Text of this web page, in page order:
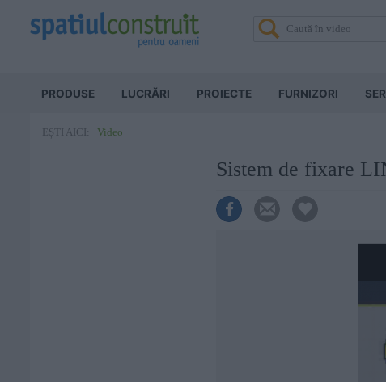
PRODUSE LUCRĂRI PROIECTE FURNIZORI
EȘTI AICI: Video
Sistem de fixare